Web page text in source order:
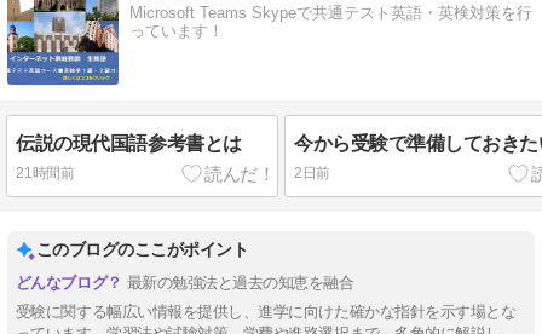
Microsoft Teams Skypeで共通テスト英語・英検対策を行
っています！
伝説の現代国語参考書とは
21時間前
今から受験で準備しておき
2日前
このブログのここがポイント
最新の勉強法と過去の知恵を融合
受験に関する幅広い情報を提供し、進学に向けた確かな指針を示す場とな